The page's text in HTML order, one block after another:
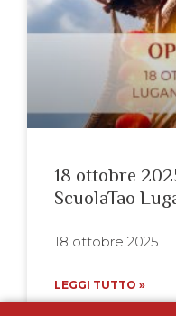
18 ottobre
ScuolaTao
18 ottobre 2025
LEGGI TUTTO »